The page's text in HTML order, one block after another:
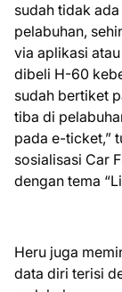
sudah tidak
pelabuhan,
via aplikasi
dibeli H-60
sudah bertiket
tiba di
pada e-ticket,”
sosialisasi Car
dengan tema
Heru juga
data diri terisi